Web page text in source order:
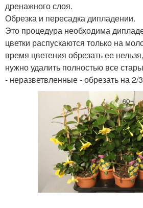
дренажного слоя.
Обрезка и пересадка дипладении.
Это процедура необходима
цветки распускаются только на
время цветения обрезать ее
нужно удалить полностью все
- неразветвленные - обрезать на 2/